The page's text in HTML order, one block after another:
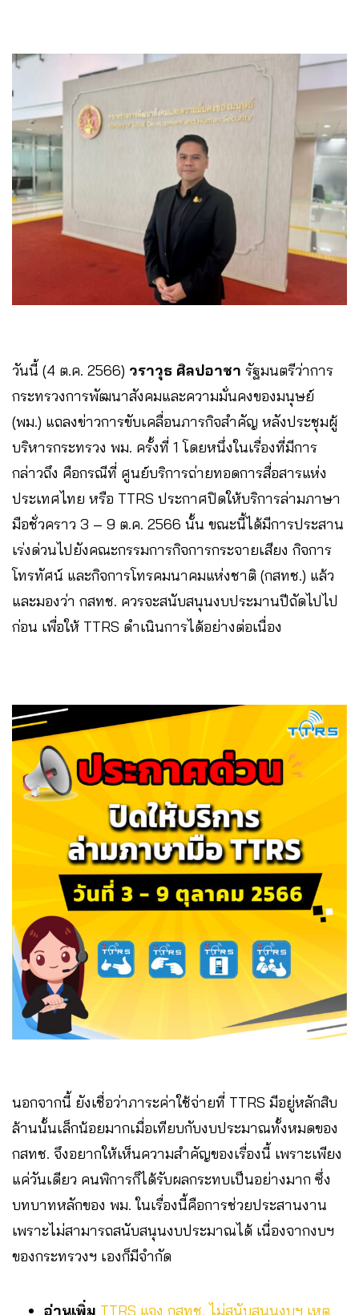
วันนี้ (4 ต.ค. 2566) วราวุธ ศิลปอาชา รัฐมนตรีว่าการ
กระทรวงการพัฒนาสังคมและความมั่นคงของมนุษย์
(พม.) แถลงข่าวการขับเคลื่อนภารกิจสำคัญ หลังประชุมผู้
บริหารกระทรวง พม. ครั้งที่ 1 โดยหนึ่งในเรื่องที่มีการ
กล่าวถึง คือกรณีที่ ศูนย์บริการถ่ายทอดการสื่อสารแห่ง
ประเทศไทย หรือ TTRS ประกาศปิดให้บริการล่ามภาษา
มือชั่วคราว 3 – 9 ต.ค. 2566 นั้น ขณะนี้ได้มีการประสาน
เร่งด่วนไปยังคณะกรรมการกิจการกระจายเสียง กิจการ
โทรทัศน์ และกิจการโทรคมนาคมแห่งชาติ (กสทช.) แล้ว
และมองว่า กสทช. ควรจะสนับสนุนงบประมานปีถัดไปไป
ก่อน เพื่อให้ TTRS ดำเนินการได้อย่างต่อเนื่อง
นอกจากนี้ ยังเชื่อว่าภาระค่าใช้จ่ายที่ TTRS มีอยู่หลักสิบ
ล้านนั้นเล็กน้อยมากเมื่อเทียบกับงบประมาณทั้งหมดของ
กสทช. จึงอยากให้เห็นความสำคัญของเรื่องนี้ เพราะเพียง
แค่วันเดียว คนพิการก็ได้รับผลกระทบเป็นอย่างมาก ซึ่ง
บทบาทหลักของ พม. ในเรื่องนี้คือการช่วยประสานงาน
เพราะไม่สามารถสนับสนุนงบประมาณได้ เนื่องจากงบฯ
ของกระทรวงฯ เองก็มีจำกัด
อ่านเพิ่ม TTRS แจง กสทช. ไม่สนับสนุนงบฯ เหตุ